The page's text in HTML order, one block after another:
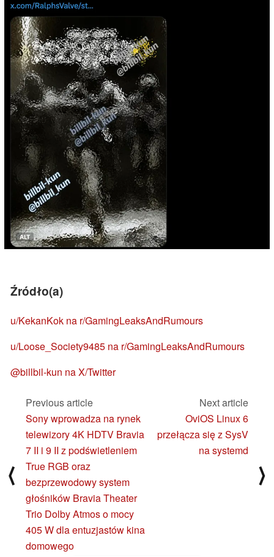
Źródło(a)
u/KekanKok na r/GamingLeaksAndRumours
u/Loose_Society9485 na r/GamingLeaksAndRumours
@billbil-kun na X/Twitter
⟨
Previous article
Sony wprowadza na rynek
telewizory 4K HDTV Bravia
7 II i 9 II z podświetleniem
True RGB oraz
bezprzewodowy system
głośników Bravia Theater
Trio Dolby Atmos o mocy
405 W dla entuzjastów kina
domowego
Next article
OviOS Linux 6
przełącza się z SysV
na systemd
⟩